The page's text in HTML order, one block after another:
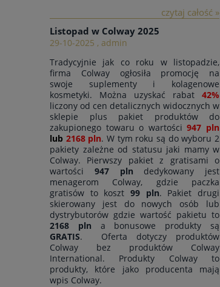
czytaj całość »
Listopad w Colway 2025
29-10-2025 , admin
Tradycyjnie jak co roku w listopadzie,
firma Colway ogłosiła promocję na
swoje suplementy i kolagenowe
kosmetyki. Można uzyskać rabat 42%
liczony od cen detalicznych widocznych w
sklepie plus pakiet produktów do
zakupionego towaru o wartości947 pln
lub 2168 pln. W tym roku są do wyboru 2
pakiety zależne od statusu jaki mamy w
Colway. Pierwszy pakiet z gratisami o
wartości 947 pln dedykowany jest
menagerom Colway, gdzie paczka
gratisów to koszt 99 pln. Pakiet drugi
skierowany jest do nowych osób lub
dystrybutorów gdzie wartość pakietu to
2168 pln a bonusowe produkty są
GRATIS. Oferta dotyczy produktów
Colway bez produktów Colway
International. Produkty Colway to
produkty, które jako producenta mają
wpis Colway.